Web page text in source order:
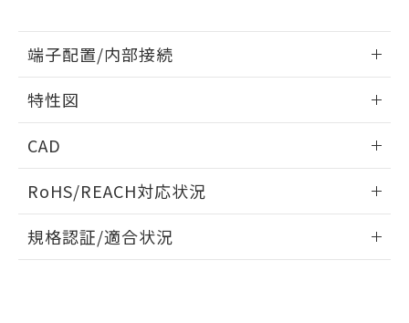
端子配置/内部接続
端子配置/内部接続
特性図
開閉容量
CAD
ドすることができます。
ログイン/会員登録
RoHS/REACH対応状況
EU RoHS 注意事項・凡例
規格認証/適合状況
荷製品に未対応品が混在することから備考
欄に対応日を記載しておりました。
既に当社にて対応品への在庫切替を完了
していることから、特段のことがない限
り、2022年1月12日より割愛しておりま
す。